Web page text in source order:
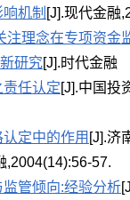
机制 [J].现代金融
注理念在专项资金
研究[J].时代金融
任认定[J].中国投
定中的作用 [J].济
,2004(14):56-57.
管倾向:经验分析